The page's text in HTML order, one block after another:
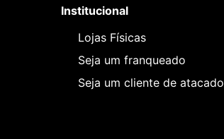
Institucional
Lojas Físicas
Seja um franqueado
Seja um cliente de atacado